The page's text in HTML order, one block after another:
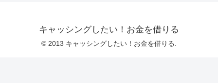
キャッシングしたい！お金を借りる
© 2013 キャッシングしたい！お金を借りる.